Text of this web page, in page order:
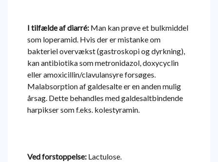
I tilfælde af diarré: Man kan prøve et bulkmiddel
som loperamid. Hvis der er mistanke om
bakteriel overvækst (gastroskopi og dyrkning),
kan antibiotika som metronidazol, doxycyclin
eller amoxicillin/clavulansyre forsøges.
Malabsorption af galdesalte er en anden mulig
årsag. Dette behandles med galdesaltbindende
harpikser som f.eks. kolestyramin.
Ved forstoppelse: Lactulose.